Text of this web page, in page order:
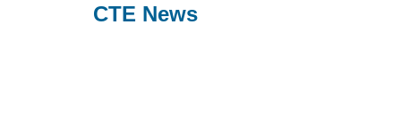
CTE News